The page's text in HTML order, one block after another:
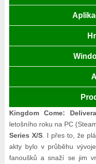
Kingdom Come:
letošního roku na PC
Series X/S. I přes to, že
akty bylo v průběhu
fanoušků a snaží se jim